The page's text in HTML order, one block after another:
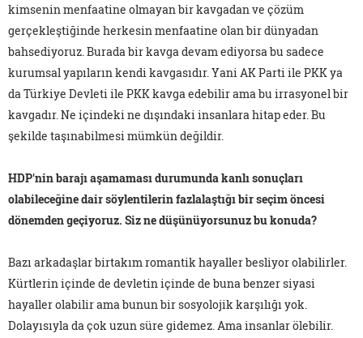
kimsenin menfaatine olmayan bir kavgadan ve çözüm
gerçekleştiğinde herkesin menfaatine olan bir dünyadan
bahsediyoruz. Burada bir kavga devam ediyorsa bu sadece
kurumsal yapıların kendi kavgasıdır. Yani AK Parti ile PKK ya
da Türkiye Devleti ile PKK kavga edebilir ama bu irrasyonel bir
kavgadır. Ne içindeki ne dışındaki insanlara hitap eder. Bu
şekilde taşınabilmesi mümkün değildir.
HDP'nin barajı aşamaması durumunda kanlı sonuçları
olabileceğine dair söylentilerin fazlalaştığı bir seçim öncesi
dönemden geçiyoruz. Siz ne düşünüyorsunuz bu konuda?
Bazı arkadaşlar birtakım romantik hayaller besliyor olabilirler.
Kürtlerin içinde de devletin içinde de buna benzer siyasi
hayaller olabilir ama bunun bir sosyolojik karşılığı yok.
Dolayısıyla da çok uzun süre gidemez. Ama insanlar ölebilir.